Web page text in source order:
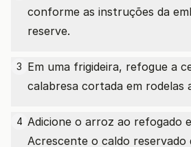
conforme as instruções da
reserve.
3 Em uma frigideira, refogue a
calabresa cortada em rodelas
4 Adicione o arroz ao refogado
Acrescente o caldo